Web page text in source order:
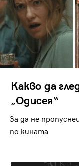
Какво да
„Одисея“
За да не
по кината